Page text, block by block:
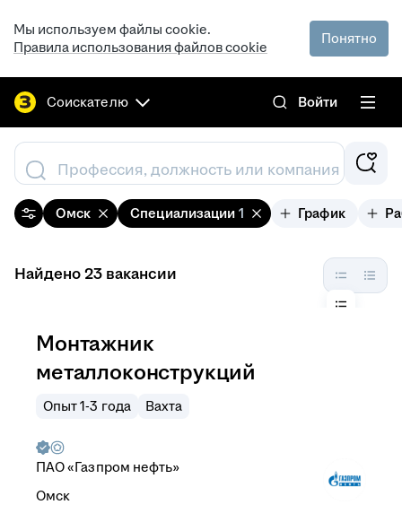
Мы используем файлы cookie.
Правила использования файлов cookie
Понятно
Соискателю Войти
Профессия, должность или компания
Омск Специализации 1 График
Найдено 23 вакансии
Монтажник
металлоконструкций
Опыт 1-3 года Вахта
ПАО «Газпром нефть»
Омск